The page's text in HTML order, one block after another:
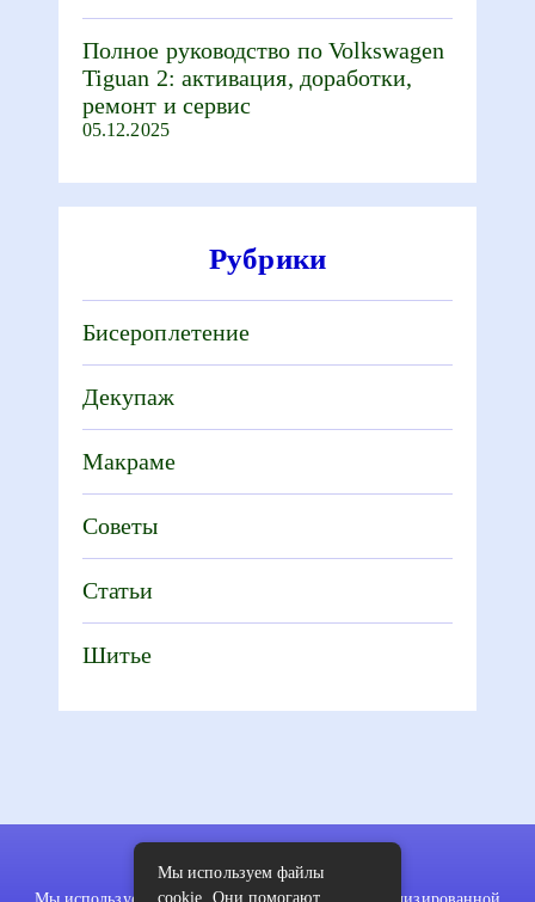
Полное руководство по Volkswagen
Tiguan 2: активация, доработки,
ремонт и сервис
05.12.2025
Рубрики
Бисероплетение
Декупаж
Макраме
Советы
Статьи
Шитье
Мы используем файлы
cookie. Они помогают